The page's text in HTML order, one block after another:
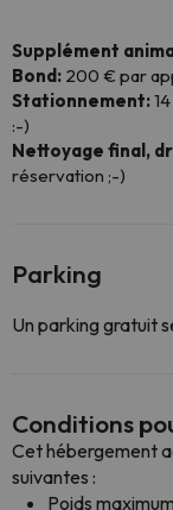
Supplément
Bond: 200 € par
Stationnement:
:-)
Nettoyage final,
réservation ;-)
Parking
Un parking gratuit
Conditions
Cet hébergement
suivantes :
Poids